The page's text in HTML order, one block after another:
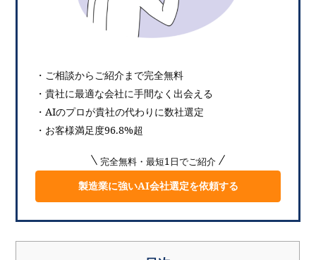
・ご相談からご紹介まで完全無料
・貴社に最適な会社に手間なく出会える
・AIのプロが貴社の代わりに数社選定
・お客様満足度96.8%超
完全無料・最短1日でご紹介
製造業に強いAI会社選定を依頼する